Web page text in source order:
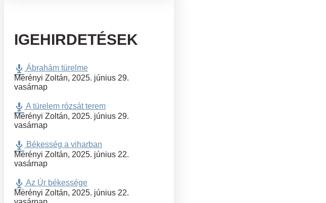
IGEHIRDETÉSEK
Ábrahám türelme
Merényi Zoltán, 2025. június 29.
vasárnap
A türelem rózsát terem
Merényi Zoltán, 2025. június 29.
vasárnap
Békesség a viharban
Merényi Zoltán, 2025. június 22.
vasárnap
Az Úr békessége
Merényi Zoltán, 2025. június 22.